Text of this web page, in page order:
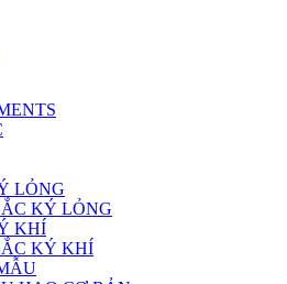
LỎNG
KÝ LỎNG
KHÍ
KÝ KHÍ